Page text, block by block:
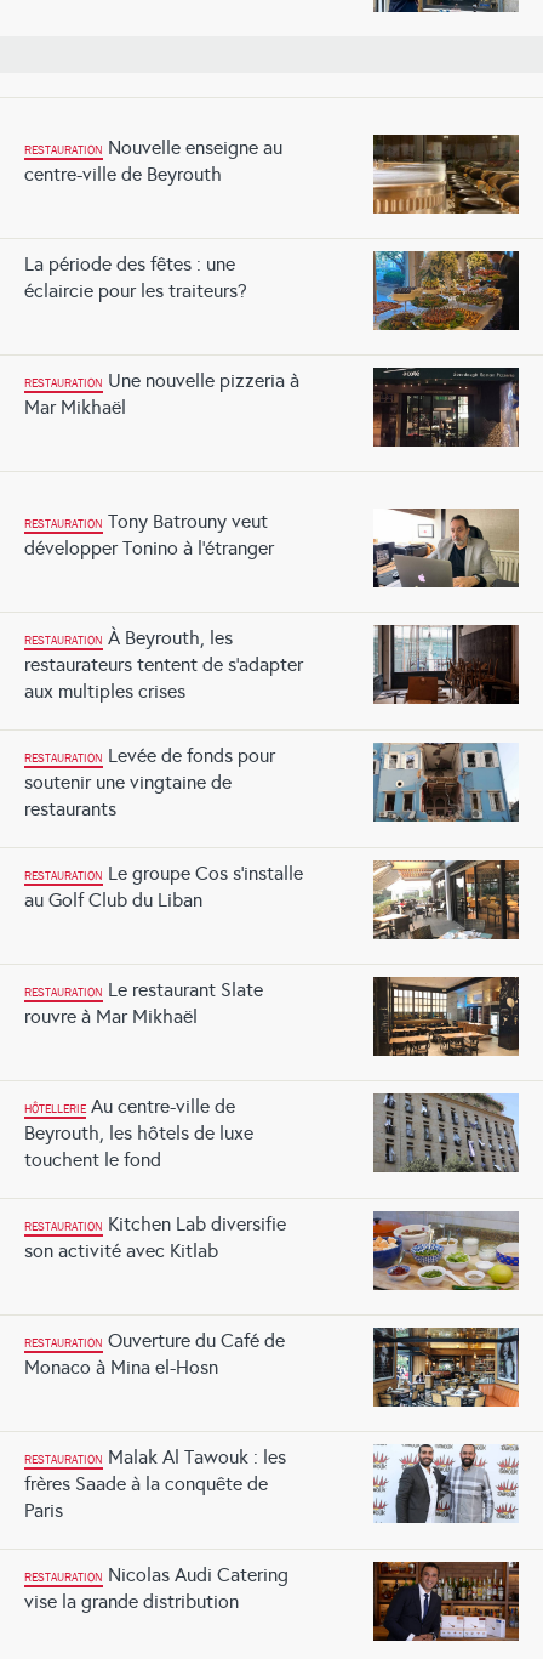
RESTAURATION Nouvelle enseigne au
centre-ville de Beyrouth
La période des fêtes : une
éclaircie pour les traiteurs?
RESTAURATION Une nouvelle pizzeria à
Mar Mikhaël
RESTAURATION Tony Batrouny veut
développer Tonino à l’étranger
RESTAURATION À Beyrouth, les
restaurateurs tentent de s’adapter
aux multiples crises
RESTAURATION Levée de fonds pour
soutenir une vingtaine de
restaurants
RESTAURATION Le groupe Cos s’installe
au Golf Club du Liban
RESTAURATION Le restaurant Slate
rouvre à Mar Mikhaël
HÔTELLERIE Au centre-ville de
Beyrouth, les hôtels de luxe
touchent le fond
RESTAURATION Kitchen Lab diversifie
son activité avec Kitlab
RESTAURATION Ouverture du Café de
Monaco à Mina el-Hosn
RESTAURATION Malak Al Tawouk : les
frères Saade à la conquête de
Paris
RESTAURATION Nicolas Audi Catering
vise la grande distribution